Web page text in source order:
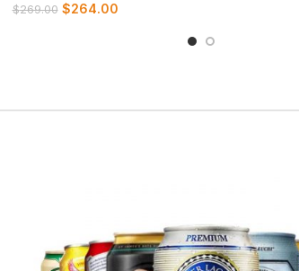
$269.00 $264.00